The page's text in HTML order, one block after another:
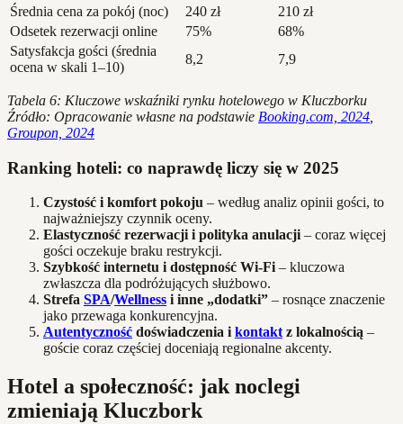
Średnia cena za pokój (noc)
240 zł
210 zł
Odsetek rezerwacji online
75%
68%
Satysfakcja gości (średnia
ocena w skali 1–10)
8,2 7,9
Tabela 6: Kluczowe wskaźniki rynku hotelowego w Kluczborku
Źródło: Opracowanie własne na podstawie Booking.com, 2024
Groupon, 2024
Ranking hoteli: co naprawdę liczy się w 2025
Czystość i komfort pokoju – według analiz opinii gości, to
najważniejszy czynnik oceny.
Elastyczność rezerwacji i polityka anulacji – coraz więcej
gości oczekuje braku restrykcji.
Szybkość internetu i dostępność Wi-Fi – kluczowa
zwłaszcza dla podróżujących służbowo.
Strefa SPA/Wellness i inne „dodatki” – rosnące znaczenie
jako przewaga konkurencyjna.
Autentyczność doświadczenia i kontakt z lokalnością –
goście coraz częściej doceniają regionalne akcenty.
Hotel a społeczność: jak noclegi
zmieniają Kluczbork